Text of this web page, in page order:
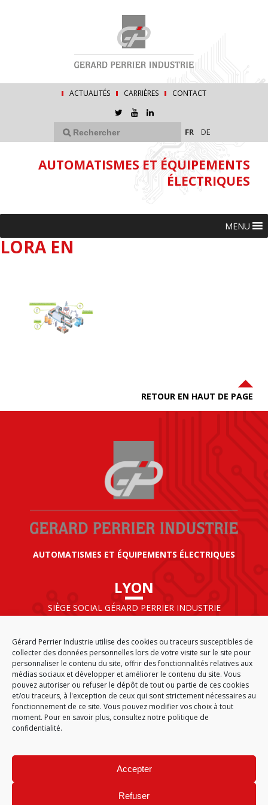
Gérard Perrier Industrie utilise des cookies ou traceurs susceptibles de
collecter des données personnelles lors de votre visite sur le site pour
personnaliser le contenu du site, offrir des fonctionnalités relatives aux
médias sociaux et développer et améliorer le contenu du site. Vous
pouvez autoriser ou refuser le dépôt de tout ou partie de ces cookies
et/ou traceurs, à l'exception de ceux qui sont strictement nécessaires au
fonctionnement de ce site. Vous pouvez modifier vos choix à tout
moment. Pour en savoir plus, consultez notre politique de
confidentialité.
Accepter
Refuser
ACTUALITÉS CARRIÈRES CONTACT
FR DE
AUTOMATISMES ET ÉQUIPEMENTS
ÉLECTRIQUES
MENU
LORA EN
RETOUR EN HAUT DE PAGE
AUTOMATISMES ET ÉQUIPEMENTS ÉLECTRIQUES
LYON
SIÈGE SOCIAL GÉRARD PERRIER INDUSTRIE
69125 LYON AÉROPORT SAINT EXUPÉRY
FRANCE
ACCUEIL CGA PLAN DU SITE
MENTIONS LÉGALES
DONNÉES PERSONNELLES
GÉRARD PERRIER INDUSTRIE – TOUS DROITS RÉSERVÉS